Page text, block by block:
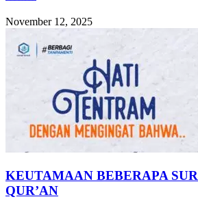
November 12, 2025
KEUTAMAAN BEBERAPA
QUR’AN